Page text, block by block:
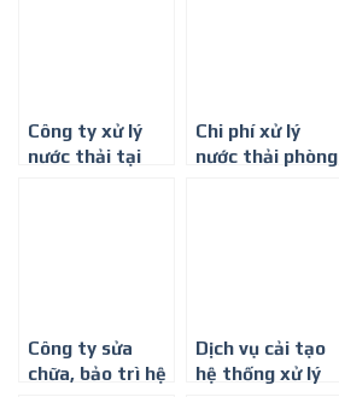
Công ty xử lý
nước thải tại
Chi phí xử lý
nước thải phòng
Công ty sửa
chữa, bảo trì hệ
Dịch vụ cải tạo
hệ thống xử lý